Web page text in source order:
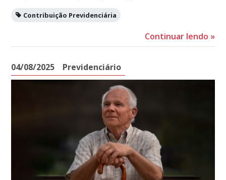
Contribuição Previdenciária
Continuar lendo »
04/08/2025 Previdenciário